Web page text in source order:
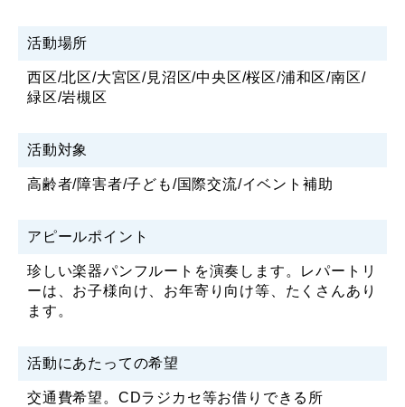
活動場所
西区/北区/大宮区/見沼区/中央区/桜区/浦和区/南区/
緑区/岩槻区
活動対象
高齢者/障害者/子ども/国際交流/イベント補助
アピールポイント
珍しい楽器パンフルートを演奏します。レパートリ
ーは、お子様向け、お年寄り向け等、たくさんあり
ます。
活動にあたっての希望
交通費希望。CDラジカセ等お借りできる所